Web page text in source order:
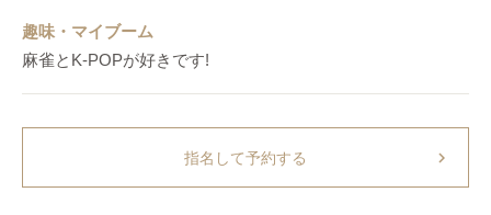
趣味・マイブーム
麻雀とK-POPが好きです!
指名して予約する chevron_right